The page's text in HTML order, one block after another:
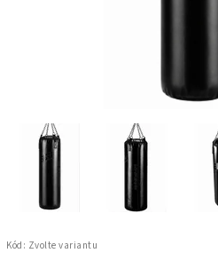
Kód: Zvolte variantu